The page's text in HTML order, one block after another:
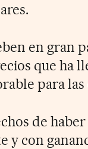
en gran
que ha
para
de
y con